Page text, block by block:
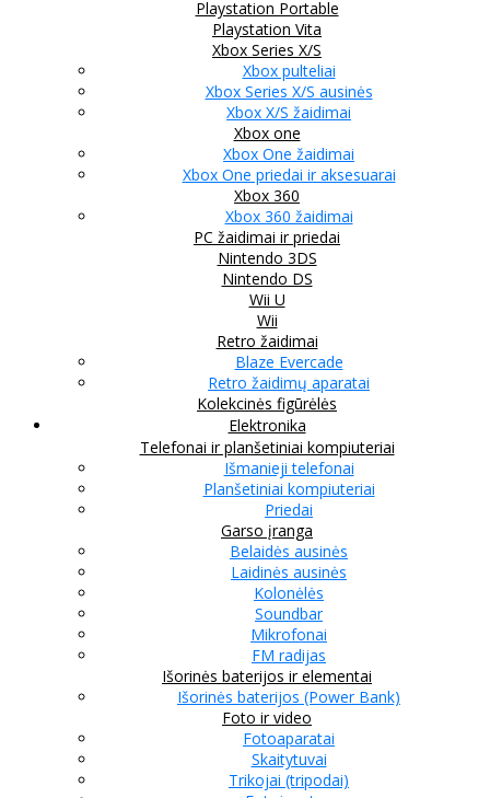
Playstation Portable
Playstation Vita
Xbox Series X/S
Xbox pulteliai
Xbox Series X/S ausinės
Xbox X/S žaidimai
Xbox one
Xbox One žaidimai
Xbox One priedai ir aksesuarai
Xbox 360
Xbox 360 žaidimai
PC žaidimai ir priedai
Nintendo 3DS
Nintendo DS
Wii U
Wii
Retro žaidimai
Blaze Evercade
Retro žaidimų aparatai
Kolekcinės figūrėlės
Elektronika
Telefonai ir planšetiniai kompiuteriai
Išmanieji telefonai
Planšetiniai kompiuteriai
Priedai
Garso įranga
Belaidės ausinės
Laidinės ausinės
Kolonėlės
Soundbar
Mikrofonai
FM radijas
Išorinės baterijos ir elementai
Išorinės baterijos (Power Bank)
Foto ir video
Fotoaparatai
Skaitytuvai
Trikojai (tripodai)